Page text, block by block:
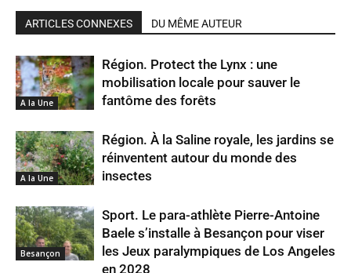
ARTICLES CONNEXES DU MÊME AUTEUR
A la Une
Région. Protect the Lynx : une
mobilisation locale pour sauver le
fantôme des forêts
A la Une
Région. À la Saline royale, les jardins se
réinventent autour du monde des
insectes
Besançon
Sport. Le para-athlète Pierre-Antoine
Baele s’installe à Besançon pour viser
les Jeux paralympiques de Los Angeles
en 2028